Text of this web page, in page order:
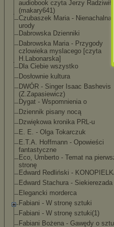
audiobook czyta Jerzy
(makary641)
Czubaszek Maria - Nienachalna z
urody
Dabrowska Dzienniki
Dabrowska Maria - Przygody
czlowieka myslacego [czyta
H.Labonarska]
Dla Ciebie wszystko
Dosłownie kultura
DWÓR - Singer Isaac Bashevis
(Z.Zapasiewicz)
Dygat - Wspomnienia o
Dziennik pisany nocą
Dzwiękowa kronika PRL-u
E. E. - Olga Tokarczuk
E.T.A. Hoffmann - Opowieści
fantastyczne
Eco, Umberto - Temat na
stronę
Edward Redliński -
Edward Stachura - Siekierezada
Elegancki morderca
Fabiani - W stronę sztuki
Fabiani - W stronę sztuki(1)
Fabiani Bożena - Gawędy o